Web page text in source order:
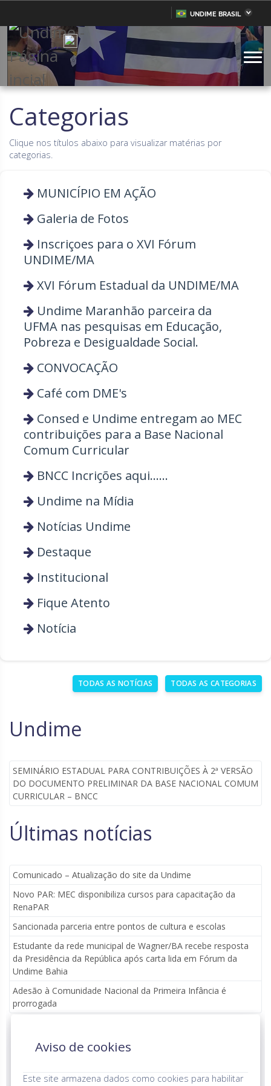
PARA
CONTEÚDO
UNDIME BRASIL
Amazonas
Ceará
Goiás
Minas Gerais Mato Grosso do Sul
Paraíba Pernambuco
Piauí
Rondônia
Rio Grande do Sul Sergipe
Santa Catarina São Paulo
Tocantins
Categorias
Clique nos títulos abaixo para visualizar matérias por
categorias.
MUNICÍPIO EM AÇÃO
Galeria de Fotos
Inscriçoes para o XVI Fórum
UNDIME/MA
XVI Fórum Estadual da UNDIME/MA
Undime Maranhão parceira da
UFMA nas pesquisas em Educação,
Pobreza e Desigualdade Social.
CONVOCAÇÃO
Café com DME's
Consed e Undime entregam ao MEC
contribuições para a Base Nacional
Comum Curricular
BNCC Incrições aqui......
Undime na Mídia
Notícias Undime
Destaque
Institucional
Fique Atento
Notícia
TODAS AS NOTÍCIAS TODAS AS CATEGORIAS
Undime
SEMINÁRIO ESTADUAL PARA CONTRIBUIÇÕES À 2ª VERSÃO
DO DOCUMENTO PRELIMINAR DA BASE NACIONAL COMUM
CURRICULAR – BNCC
Últimas notícias
Comunicado – Atualização do site da Undime
Novo PAR: MEC disponibiliza cursos para capacitação da
RenaPAR
Sancionada parceria entre pontos de cultura e escolas
Estudante da rede municipal de Wagner/BA recebe resposta
da Presidência da República após carta lida em Fórum da
Undime Bahia
Adesão à Comunidade Nacional da Primeira Infância é
prorrogada
Aviso de cookies
Este site armazena dados como cookies para habilitar